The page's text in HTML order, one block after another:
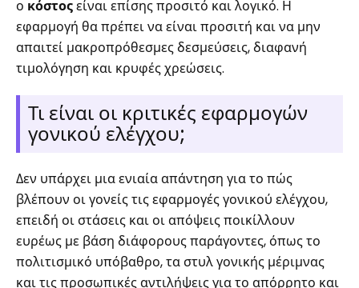
ο κόστοςείναι επίσης προσιτό και λογικό. Η
εφαρμογή θα πρέπει να είναι προσιτή και να μην
απαιτεί μακροπρόθεσμες δεσμεύσεις, διαφανή
τιμολόγηση και κρυφές χρεώσεις.
Τι είναι οι κριτικές εφαρμογών
γονικού ελέγχου;
Δεν υπάρχει μια ενιαία απάντηση για το πώς
βλέπουν οι γονείς τις εφαρμογές γονικού ελέγχου,
επειδή οι στάσεις και οι απόψεις ποικίλλουν
ευρέως με βάση διάφορους παράγοντες, όπως το
πολιτισμικό υπόβαθρο, τα στυλ γονικής μέριμνας
και τις προσωπικές αντιλήψεις για το απόρρητο και